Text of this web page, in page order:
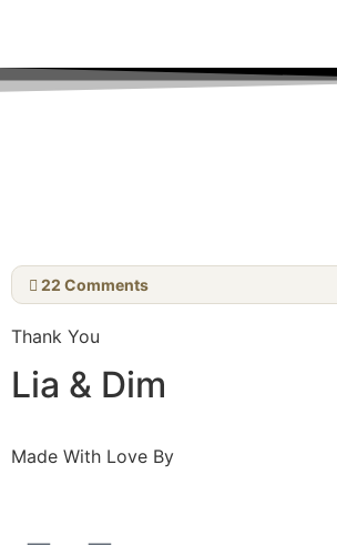
22 Comments
Thank You
Lia & Dim
Made With Love By